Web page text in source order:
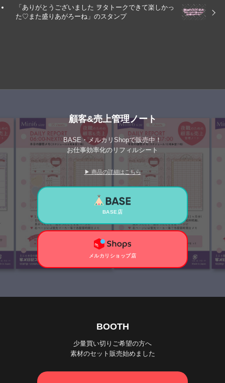
「ありがとうございました ヲタトークできて楽しかっ
た♡また盛りあがろーね」のスタンプ
顧客&売上管理ノート
BASE・メルカリShopで販売中！
お仕事効率化のリフィルシート
▶ 商品の詳細はこちら
BASE店
メルカリショップ店
BOOTH
少量買い切りご希望の方へ
素材のセット販売始めました